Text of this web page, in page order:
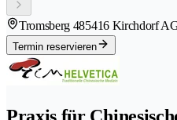
Tromsberg 485416 Kirchdorf
Termin reservieren
Praxis für